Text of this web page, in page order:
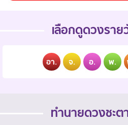
เลือกดูดวงรา
อา. จ. อ. พ.
ทำนายดวงชะต